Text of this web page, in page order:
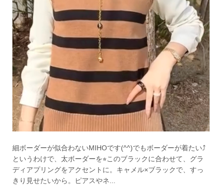
細ボーダーが似合わないMIHOです(^^)でもボーダーが着たい⤴︎
というわけで、太ボーダーを⭐︎このブラックに合わせて、グラ
ディアプリングをアクセントに。キャメル×ブラックで、すっ
きり見せたいから。ピアスやネ...